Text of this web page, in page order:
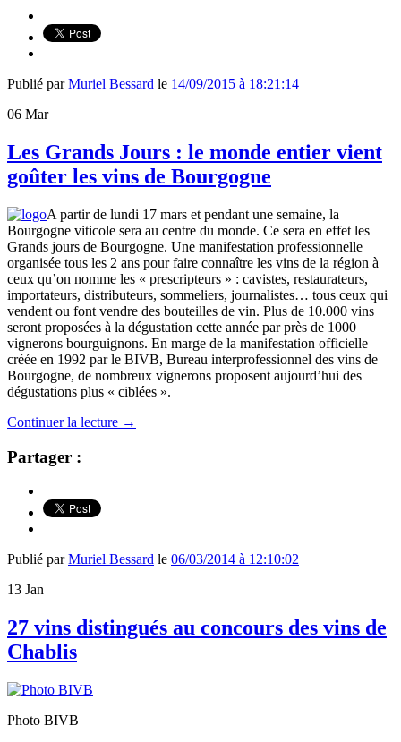
Publié parMuriel Bessard le 14/09/2015 à 18:21:14
06 Mar
Les Grands Jours : le monde entier vient
goûter les vins de Bourgogne
A partir de lundi 17 mars et pendant une semaine, la
Bourgogne viticole sera au centre du monde. Ce sera en effet les
Grands jours de Bourgogne. Une manifestation professionnelle
organisée tous les 2 ans pour faire connaître les vins de la région à
ceux qu’on nomme les « prescripteurs » : cavistes, restaurateurs,
importateurs, distributeurs, sommeliers, journalistes… tous ceux qui
vendent ou font vendre des bouteilles de vin. Plus de 10.000 vins
seront proposées à la dégustation cette année par près de 1000
vignerons bourguignons. En marge de la manifestation officielle
créée en 1992 par le BIVB, Bureau interprofessionnel des vins de
Bourgogne, de nombreux vignerons proposent aujourd’hui des
dégustations plus « ciblées ».
Continuer la lecture →
Partager :
Publié parMuriel Bessard le 06/03/2014 à 12:10:02
13 Jan
27 vins distingués au concours des vins de
Chablis
Photo BIVB